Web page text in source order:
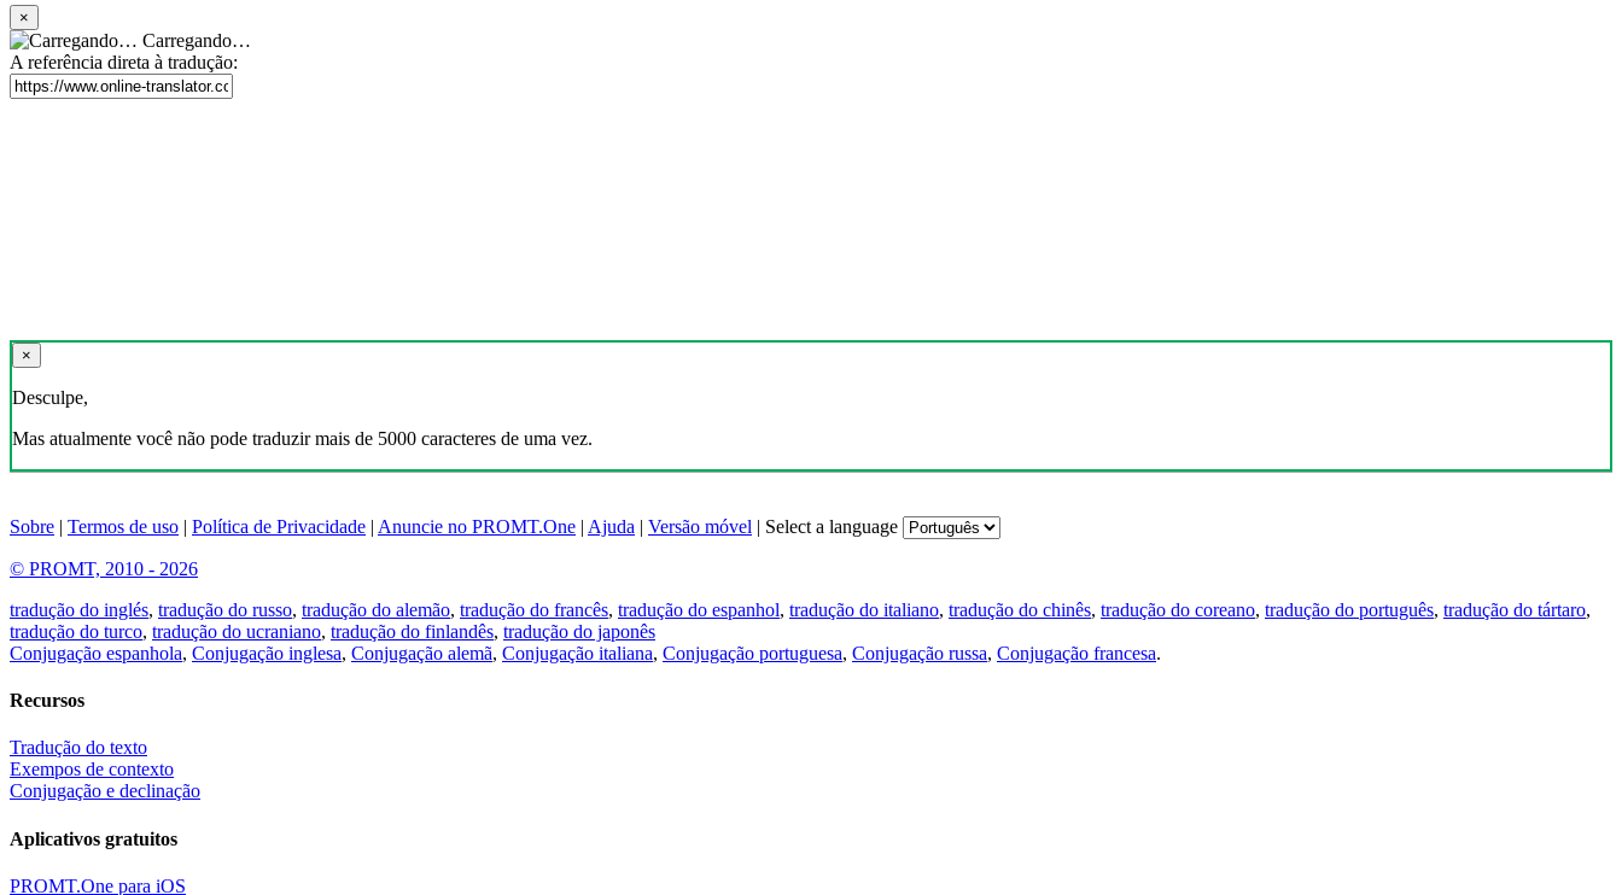
×
Carregando…
A referência direta à tradução:
×
Desculpe,
Mas atualmente você não pode traduzir mais de 5000 caracteres de uma vez.
Sobre | Termos de uso | Política de Privacidade | Anuncie no PROMT.One | Ajuda | Versão móvel | Select a language
© PROMT, 2010 - 2026
tradução do inglés, tradução do russo, tradução do alemão, tradução do francês, tradução do espanhol, tradução do italiano, tradução do chinês, tradução do coreano, tradução do português, tradução do tártaro,
tradução do turco, tradução do ucraniano, tradução do finlandês, tradução do japonês
Conjugação espanhola, Conjugação inglesa, Conjugação alemã, Conjugação italiana, Conjugação portuguesa, Conjugação russa, Conjugação francesa.
Recursos
Tradução do texto
Exempos de contexto
Conjugação e declinação
Aplicativos gratuitos
PROMT.One para iOS